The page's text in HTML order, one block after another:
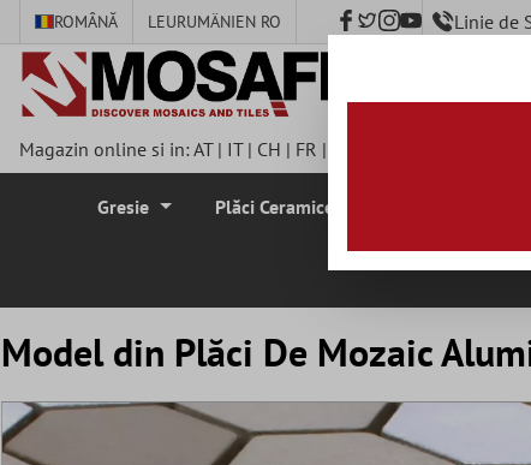
springen
ROMÂNĂ LEURUMÄNIEN RO Linie de
Magazin online si in:AT| IT| CH | FR |
Gresie Plăci Ceramice Pentru Pereti
Model din Plăci De Mozaic